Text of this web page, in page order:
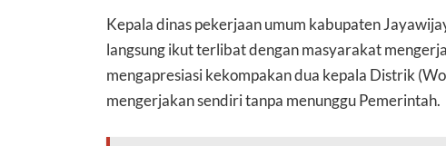
Kepala dinas pekerjaan umum kabupaten
langsung ikut terlibat dengan masyarakat
mengapresiasi kekompakan dua kepala Distrik
mengerjakan sendiri tanpa menunggu Pemerintah.